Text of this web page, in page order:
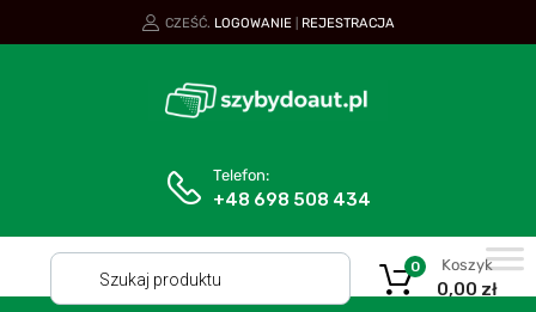
CZEŚĆ. LOGOWANIE REJESTRACJA
Telefon:
+48 698 508 434
Koszyk
0,00 zł
0